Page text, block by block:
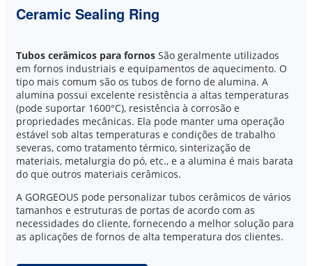
Ceramic Sealing Ring
Tubos cerâmicos para fornos São geralmente utilizados
em fornos industriais e equipamentos de aquecimento. O
tipo mais comum são os tubos de forno de alumina. A
alumina possui excelente resistência a altas temperaturas
(pode suportar 1600°C), resistência à corrosão e
propriedades mecânicas. Ela pode manter uma operação
estável sob altas temperaturas e condições de trabalho
severas, como tratamento térmico, sinterização de
materiais, metalurgia do pó, etc., e a alumina é mais barata
do que outros materiais cerâmicos.
A GORGEOUS pode personalizar tubos cerâmicos de vários
tamanhos e estruturas de portas de acordo com as
necessidades do cliente, fornecendo a melhor solução para
as aplicações de fornos de alta temperatura dos clientes.